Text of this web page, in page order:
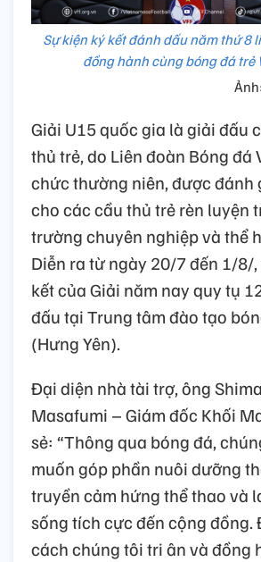
Sự kiện ký kết đánh dấu năm thứ 8
đồng hành cùng bóng đá trẻ
Giải U15 quốc gia là giải đấu
thủ trẻ, do Liên đoàn Bóng đá
chức thường niên, được đánh
cho các cầu thủ trẻ rèn luyện
trường chuyên nghiệp và thể
Diễn ra từ ngày 20/7 đến 1/8/
kết của Giải năm nay quy tụ
đấu tại Trung tâm đào tạo
(Hưng Yên).
Đại diện nhà tài trợ, ông
Masafumi – Giám đốc Khối
sẻ: “Thông qua bóng đá,
muốn góp phần nuôi dưỡng
truyền cảm hứng thể thao và
sống tích cực đến cộng đồng.
cách chúng tôi tri ân và đồng